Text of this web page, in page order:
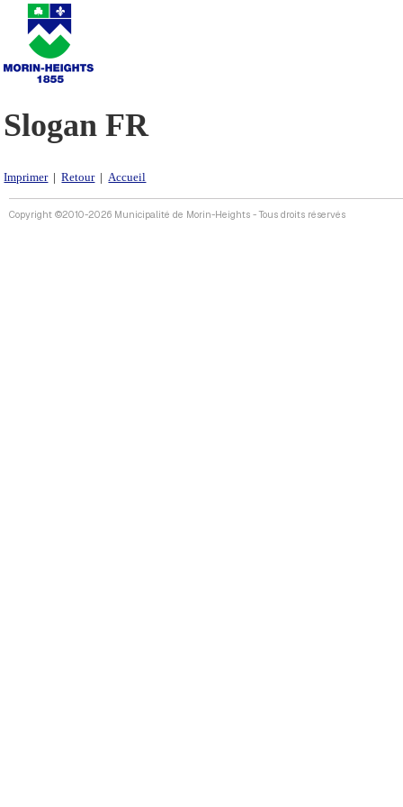
Slogan FR
Imprimer|Retour|Accueil
Copyright ©2010-2026 Municipalité de Morin-Heights - Tous droits réservés